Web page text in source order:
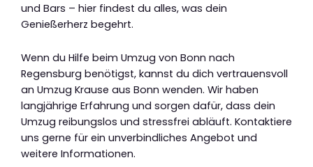
und Bars – hier findest du alles, was dein
Genießerherz begehrt.
Wenn du Hilfe beim Umzug von Bonn nach
Regensburg benötigst, kannst du dich vertrauensvoll
an Umzug Krause aus Bonn wenden. Wir haben
langjährige Erfahrung und sorgen dafür, dass dein
Umzug reibungslos und stressfrei abläuft. Kontaktiere
uns gerne für ein unverbindliches Angebot und
weitere Informationen.